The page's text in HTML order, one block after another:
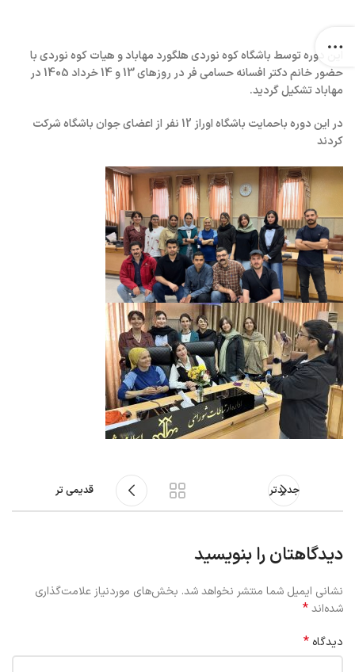
این دوره توسط باشگاه کوه نوردی هلگورد مهاباد و هیات کوه نوردی با
حضور خانم دکتر افسانه حسامی فر در روزهای 13 و 14 خرداد 1405 در
مهاباد تشکیل گردید.
در این دوره باحمایت باشگاه اوراز 12 نفر از اعضای جوان باشگاه شرکت
کردند
جدیدتر قدیمی تر
دیدگاهتان را بنویسید
نشانی ایمیل شما منتشر نخواهد شد. بخش‌های موردنیاز علامت‌گذاری
شده‌اند*
دیدگاه *